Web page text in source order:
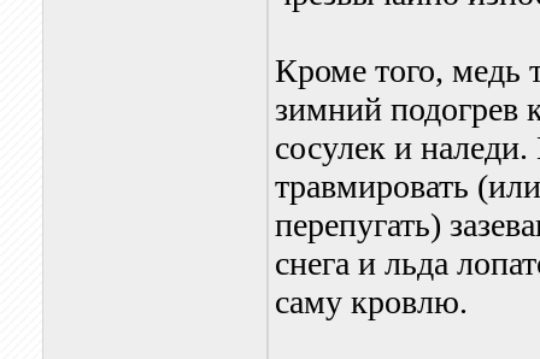
Кроме того, медь
зимний
сосулек и
травмировать
перепугать)
снега и льда
саму кровлю.